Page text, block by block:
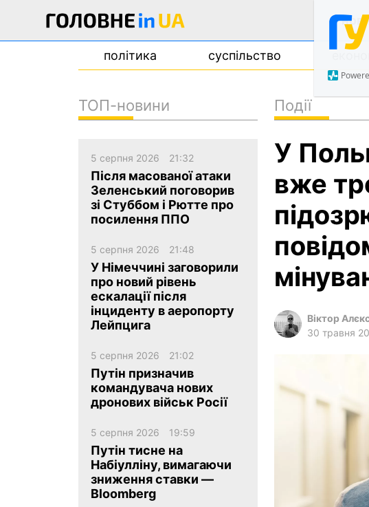
політика суспільство
en
Події
У
вже
Віктор
30 травня
ТОП-новини
5 серпня 2026 21:32
Після масованої атаки
Зеленський поговорив
зі Стуббом і Рютте про
посилення ППО
5 серпня 2026 21:48
У Німеччині заговорили
про новий рівень
ескалації після
інциденту в аеропорту
Лейпцига
5 серпня 2026 21:02
Путін призначив
командувача нових
дронових військ Росії
5 серпня 2026 19:59
Путін тисне на
Набіулліну, вимагаючи
зниження ставки —
Bloomberg